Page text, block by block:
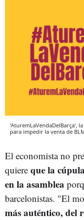
'AturemLaVendaDelBarça',
para impedir la venta de
El economista no
quiere que la
en la asamblea
barcelonistas. "El
más auténtico, del